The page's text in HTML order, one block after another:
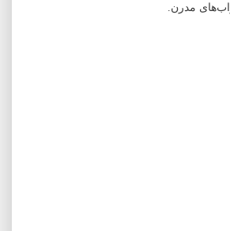
مدرن.